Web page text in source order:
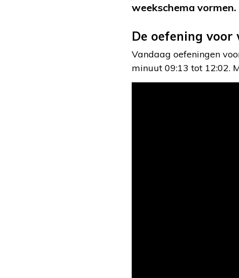
weekschema vormen.
De oefening voor
Vandaag oefeningen
minuut 09:13 tot 12:02.